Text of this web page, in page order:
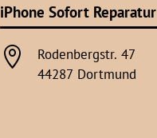
iPhone Sofort Reparatur

Rodenbergstr. 47
44287 Dortmund